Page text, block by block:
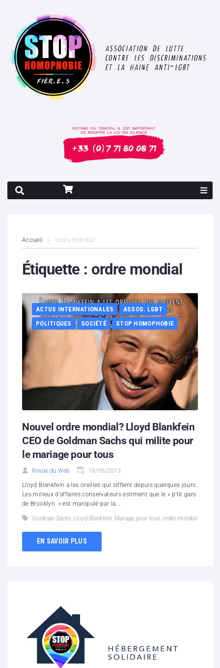
Contenus litigieux
Boutique
Partenaires
Contacts
Hébergement solidaire
Accueil ordre mondial
Étiquette : ordre mondial
ACTUS INTERNATIONALES
ASSOS. LGBT
POLITIQUES
SOCIÉTÉ STOP HOMOPHOBIE
Nouvel ordre mondial? Lloyd Blankfein
CEO de Goldman Sachs qui milite pour
le mariage pour tous
Revue du Web 18/06/2013
Lloyd Blankfein a les oreilles qui sifflent depuis quelques jours.
Les milieux d’affaires conservateurs estiment que le « p’tit gars
de Brooklyn » est manipulé par la...
Goldman Sachs Lloyd Blankfein Mariage pour tous ordre mondial
EN SAVOIR PLUS